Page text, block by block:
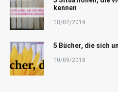
kennen
18/02/2019
5 Bücher, die sich
10/09/2018